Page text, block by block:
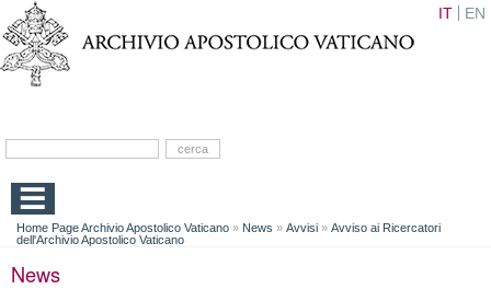
IT EN
Home Page Archivio Apostolico Vaticano » News » Avvisi » Avviso ai Ricercatori
dell'Archivio Apostolico Vaticano
News